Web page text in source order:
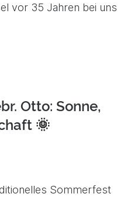
vor 35 Jahren bei uns
Otto: Sonne,
🌞
Sommerfest